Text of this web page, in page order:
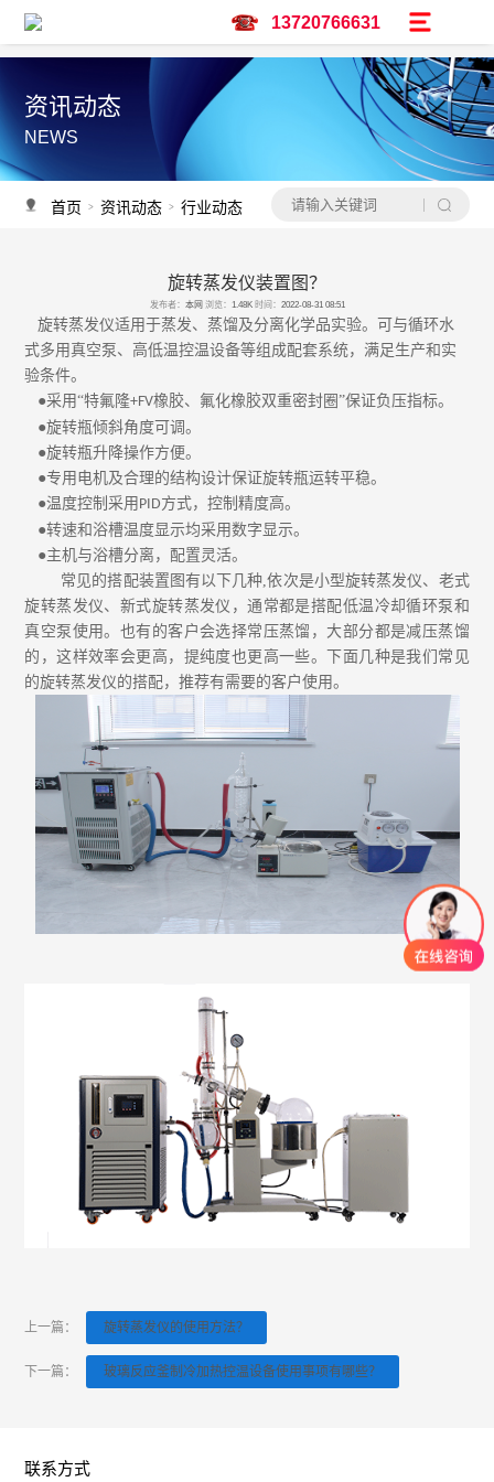
13720766631
资讯动态
NEWS
首页 > 资讯动态 > 行业动态
予辉实验仪器亮相广州保利世贸博览馆-CPHI & PMEC China主题巡展华
调速双层玻璃反应釜
低温冷却液循环泵怎么选？
水热合成釜过程中会不会沸腾？
水热合成釜是做什么用的？
反应釜生产设备厂家-予辉仪器
玻璃反应釜用途有哪些？
玻璃反应釜厂家
旋转蒸发仪装置图？
发布者： 本网 浏览： 1.48K 时间： 2022-08-31 08:51
旋转蒸发仪适用于蒸发、蒸馏及分离化学品实验。可与循环水
式多用真空泵、高低温控温设备等组成配套系统，满足生产和实
验条件。
●采用“特氟隆+FV橡胶、氟化橡胶双重密封圈”保证负压指标。
●旋转瓶倾斜角度可调。
●旋转瓶升降操作方便。
●专用电机及合理的结构设计保证旋转瓶运转平稳。
●温度控制采用 PID方式，控制精度高。
●转速和浴槽温度显示均采用数字显示。
●主机与浴槽分离，配置灵活。
常见的搭配装置图有以下几种,依次是小型旋转蒸发仪、老式
旋转蒸发仪、新式旋转蒸发仪，通常都是搭配低温冷却循环泵和
真空泵使用。也有的客户会选择常压蒸馏，大部分都是减压蒸馏
的，这样效率会更高，提纯度也更高一些。下面几种是我们常见
的旋转蒸发仪的搭配，推荐有需要的客户使用。
上一篇： 旋转蒸发仪的使用方法？
下一篇： 玻璃反应釜制冷加热控温设备使用事项有哪些？
联系方式